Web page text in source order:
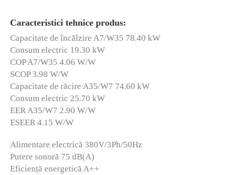
Caracteristici tehnice produs:
Capacitate de încălzire A7/W35 78.40 kW
Consum electric 19.30 kW
COP A7/W35 4.06 W/W
SCOP 3.98 W/W
Capacitate de răcire A35/W7 74.60 kW
Consum electric 25.70 kW
EER A35/W7 2.90 W/W
ESEER 4.15 W/W
Alimentare electrică 380V/3Ph/50Hz
Putere sonoră 75 dB(A)
Eficiență energetică A++